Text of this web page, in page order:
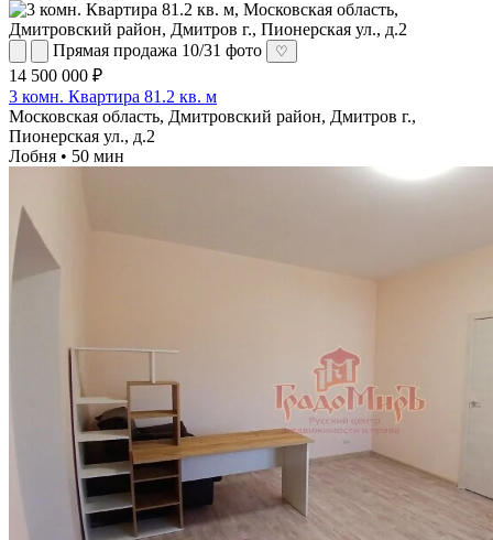
Прямая продажа 10/31 фото ♡
14 500 000 ₽
3 комн. Квартира 81.2 кв. м
Московская область, Дмитровский район, Дмитров г.,
Пионерская ул., д.2
Лобня • 50 мин